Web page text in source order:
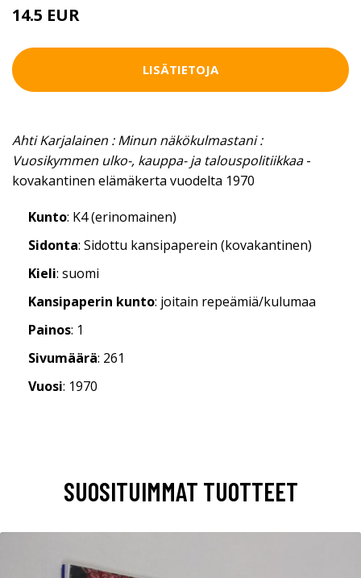
14.5 EUR
LISÄTIETOJA
Ahti Karjalainen : Minun näkökulmastani :
Vuosikymmen ulko-, kauppa- ja talouspolitiikkaa-
kovakantinen elämäkerta vuodelta 1970
Kunto: K4 (erinomainen)
Sidonta: Sidottu kansipaperein (kovakantinen)
Kieli: suomi
Kansipaperin kunto: joitain repeämiä/kulumaa
Painos: 1
Sivumäärä: 261
Vuosi: 1970
SUOSITUIMMAT TUOTTEET